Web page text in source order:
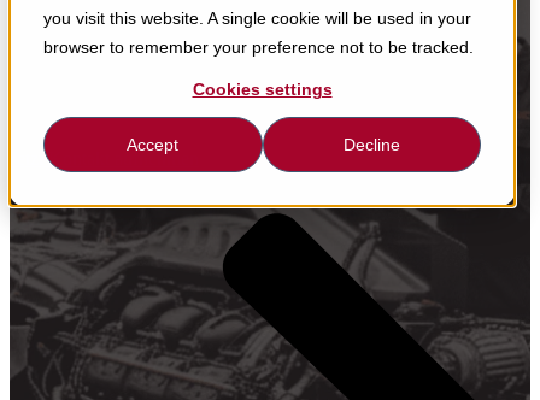
you visit this website. A single cookie will be used in your
browser to remember your preference not to be tracked.
Cookies settings
Accept Decline
Jetzt Kontakt aufnehmen